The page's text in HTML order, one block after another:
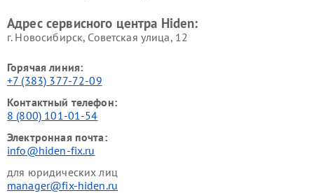
Адрес сервисного центра Hiden:
г. Новосибирск, Советская улица, 12
Горячая линия:
+7 (383) 377-72-09
Контактный телефон:
8 (800) 101-01-54
Электронная почта:
info@hiden-fix.ru
для юридических лиц
manager@fix-hiden.ru